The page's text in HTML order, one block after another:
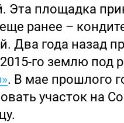
Эта площадка
еще ранее –
Два года назад
го землю под
. В мае прошлого
участок на